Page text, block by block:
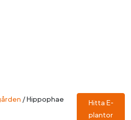
/Hippophae
Hitta E-
plantor